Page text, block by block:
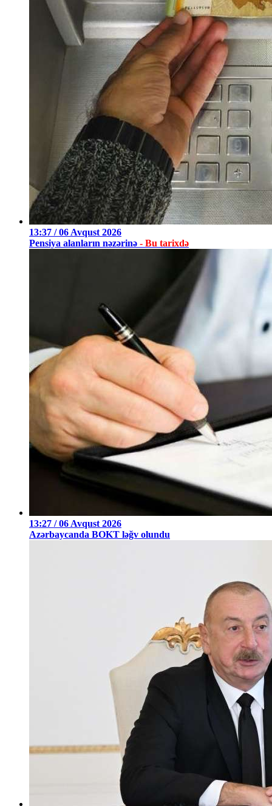
13:37 / 06 Avqust 2026
Pensiya alanların nəzərinə - Bu tarixdə
13:27 / 06 Avqust 2026
Azərbaycanda BOKT ləğv olundu